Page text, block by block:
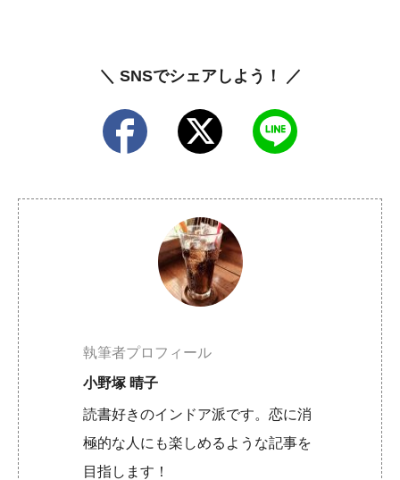
＼ SNSでシェアしよう！ ／
執筆者プロフィール
小野塚 晴子
読書好きのインドア派です。恋に消
極的な人にも楽しめるような記事を
目指します！